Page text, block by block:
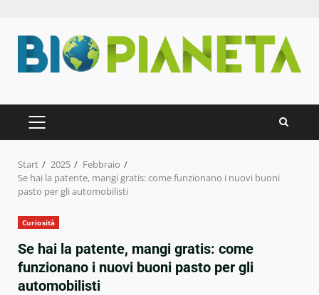
Inhalt
springen
PRIMÄRES
MENÜ
Start 2025
Febbraio
Se hai la patente, mangi gratis: come funzionano i nuovi buoni
pasto per gli automobilisti
Curiosità
Se hai la patente, mangi gratis: come
funzionano i nuovi buoni pasto per gli
automobilisti